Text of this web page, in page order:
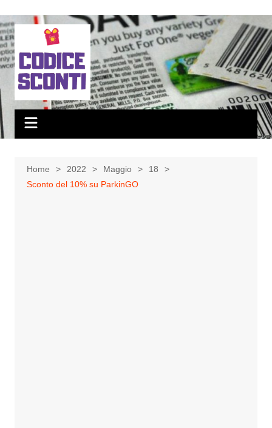
al
contenuto
Home 2022 Maggio
18
Sconto del 10% su ParkinGO